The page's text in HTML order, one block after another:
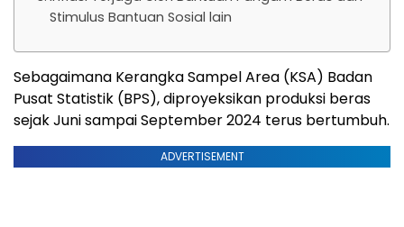
Stimulus Bantuan Sosial lain
Sebagaimana Kerangka Sampel Area (KSA) Badan
Pusat Statistik (BPS), diproyeksikan produksi beras
sejak Juni sampai September 2024 terus bertumbuh.
ADVERTISEMENT